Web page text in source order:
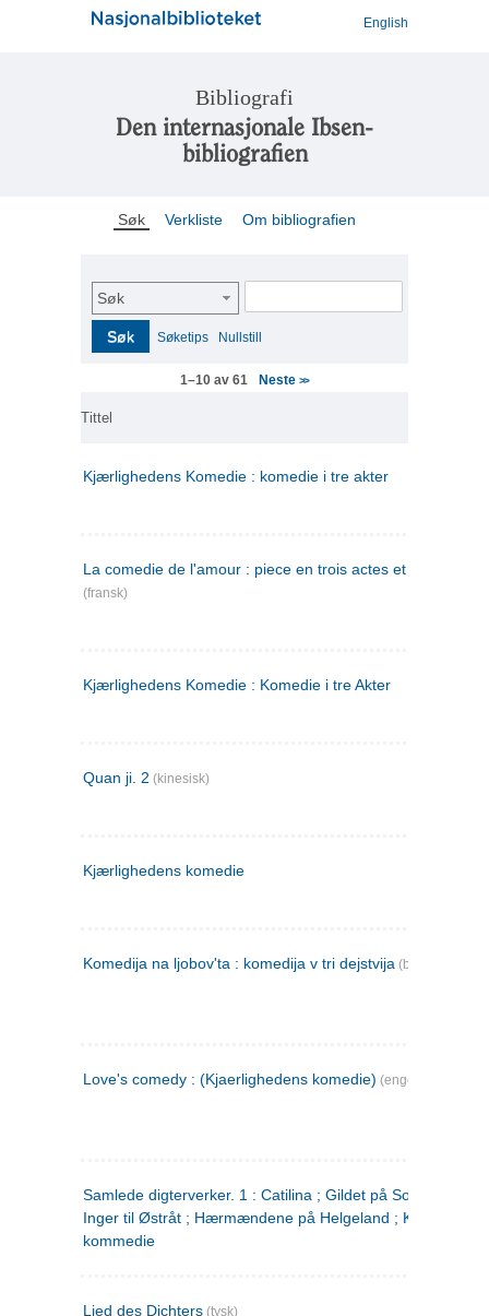
English
Bibliografi
Den internasjonale Ibsen-
bibliografien
Søk Verkliste Om bibliografien
Søk
Søk Søketips Nullstill
1–10 av 61 Neste>>
Tittel
Kjærlighedens Komedie : komedie i tre akter
La comedie de l'amour : piece en trois actes et en vers
(fransk)
Kjærlighedens Komedie : Komedie i tre Akter
Quan ji. 2 (kinesisk)
Kjærlighedens komedie
Komedija na ljobov'ta : komedija v tri dejstvija (bulgarsk)
Love's comedy : (Kjaerlighedens komedie) (engelsk)
Samlede digterverker. 1 : Catilina ; Gildet på Solhaug ; Fru
Inger til Østråt ; Hærmændene på Helgeland ;
kommedie
Lied des Dichters (tysk)